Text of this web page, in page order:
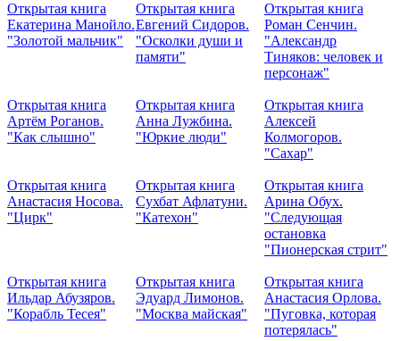
Открытая книга
Екатерина Манойло.
"Золотой мальчик"
Открытая книга
Евгений Сидоров.
"Осколки души и
памяти"
Открытая книга
Роман Сенчин.
"Александр
Тиняков: человек и
персонаж"
Открытая книга
Артём Роганов.
"Как слышно"
Открытая книга
Анна Лужбина.
"Юркие люди"
Открытая книга
Алексей
Колмогоров.
"Сахар"
Открытая книга
Анастасия Носова.
"Цирк"
Открытая книга
Сухбат Афлатуни.
"Катехон"
Открытая книга
Арина Обух.
"Следующая
остановка
"Пионерская стрит"
Открытая книга
Ильдар Абузяров.
"Корабль Тесея"
Открытая книга
Эдуард Лимонов.
"Москва майская"
Открытая книга
Анастасия Орлова.
"Пуговка, которая
потерялась"